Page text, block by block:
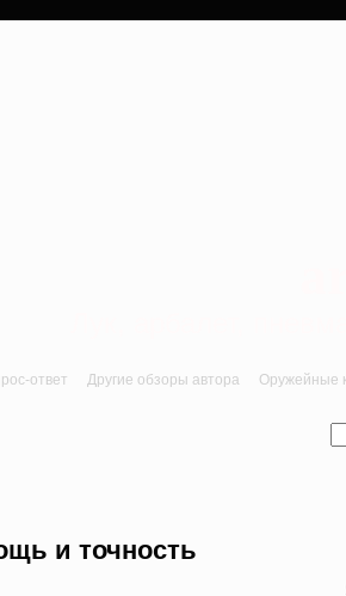
ответ Другие обзоры автора Оружейные
и точность